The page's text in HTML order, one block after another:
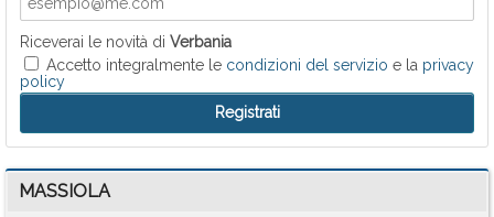
Riceverai le novità di Verbania
Accetto integralmente le condizioni del servizio e la privacy
policy
MASSIOLA